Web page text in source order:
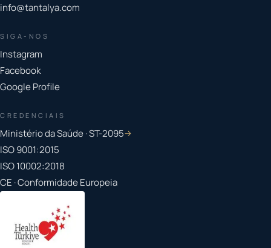
info@tantalya.com
SIGA-NOS
Instagram
Facebook
Google Profile
CREDENCIAIS
Ministério da Saúde · ST-2095→
ISO 9001:2015
ISO 10002:2018
CE · Conformidade Europeia